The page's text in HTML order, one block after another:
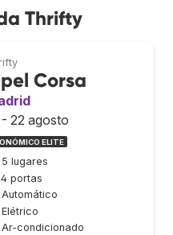
Thrifty
Corsa
- 22 agosto
ELITE
5 lugares
4 portas
Automático
Elétrico
Ar-condicionado